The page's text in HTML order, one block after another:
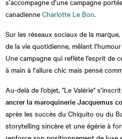
canadienneCharlotte Le Bon.
Sur les réseaux sociaux de la
de la vie quotidienne, mêlant
Une campagne qui reflète l’esprit de
à main à l’allure chic mais pensé
Au-delà de l’objet, "Le Valérie"
ancrer la maroquinerie Jacquemus
après les succès du Chiquito ou du
storytelling sincère et une égérie à